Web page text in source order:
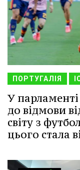
ПОРТУГАЛІЯ
У парламенті
до відмови
світу з
цього стала